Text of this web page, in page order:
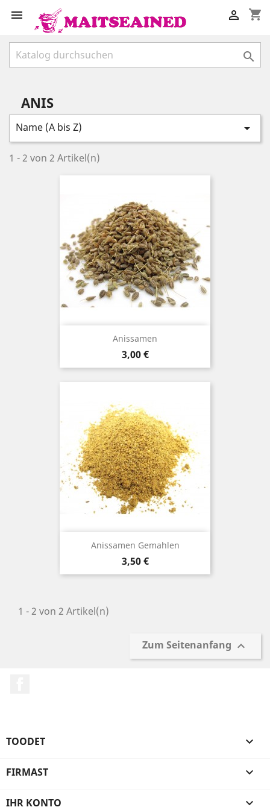
 shopping_cart


ANIS
Name (A bis Z) 
1 - 2 von 2 Artikel(n)
Anissamen
Preis
3,00 €
Anissamen Gemahlen
Preis
3,50 €
1 - 2 von 2 Artikel(n)
Zum Seitenanfang 
TOODET 
FIRMAST 
IHR KONTO 